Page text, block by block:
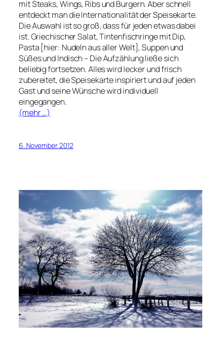
mit Steaks, Wings, Ribs und Burgern. Aber schnell
entdeckt man die Internationalität der Speisekarte.
Die Auswahl ist so groß, dass für jeden etwas dabei
ist. Griechischer Salat, Tintenfischringe mit Dip,
Pasta [hier: Nudeln aus aller Welt], Suppen und
Süßes und Indisch – Die Aufzählung ließe sich
beliebig fortsetzen. Alles wird lecker und frisch
zubereitet, die Speisekarte inspiriert und auf jeden
Gast und seine Wünsche wird individuell
eingegangen.
(mehr …)
6. November 2012